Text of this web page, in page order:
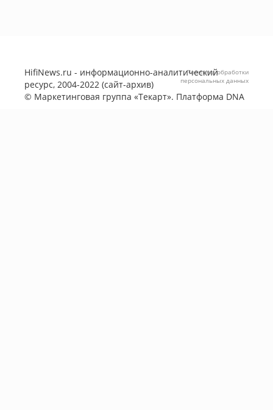
HifiNews.ru - информационно-аналитический
ресурс, 2004-2022 (сайт-архив)
© Маркетинговая группа «Текарт». Платформа DNA
Политика обработки
персональных данных